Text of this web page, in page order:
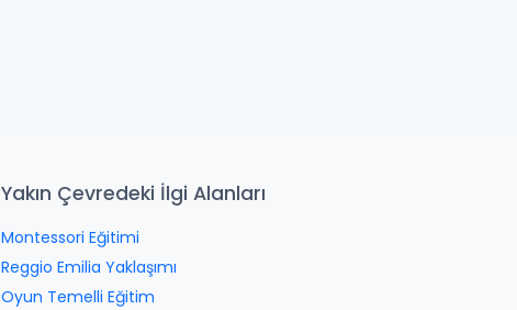
Yakın Çevredeki İlgi Alanları
Montessori Eğitimi
Reggio Emilia Yaklaşımı
Oyun Temelli Eğitim